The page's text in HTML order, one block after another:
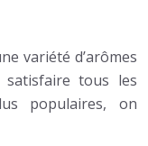
variété d’arômes
tous les
populaires, on